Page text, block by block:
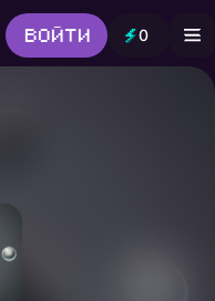
Войти 0
редакции